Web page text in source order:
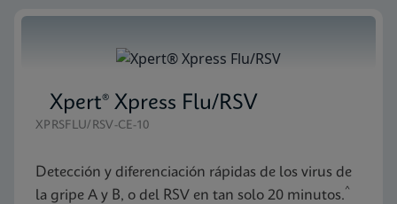
Xpert® Xpress Flu/RSV
XPRSFLU/RSV-CE-10
Detección y diferenciación rápidas de los virus de
la gripe A y B, o del RSV en tan solo 20 minutos.^